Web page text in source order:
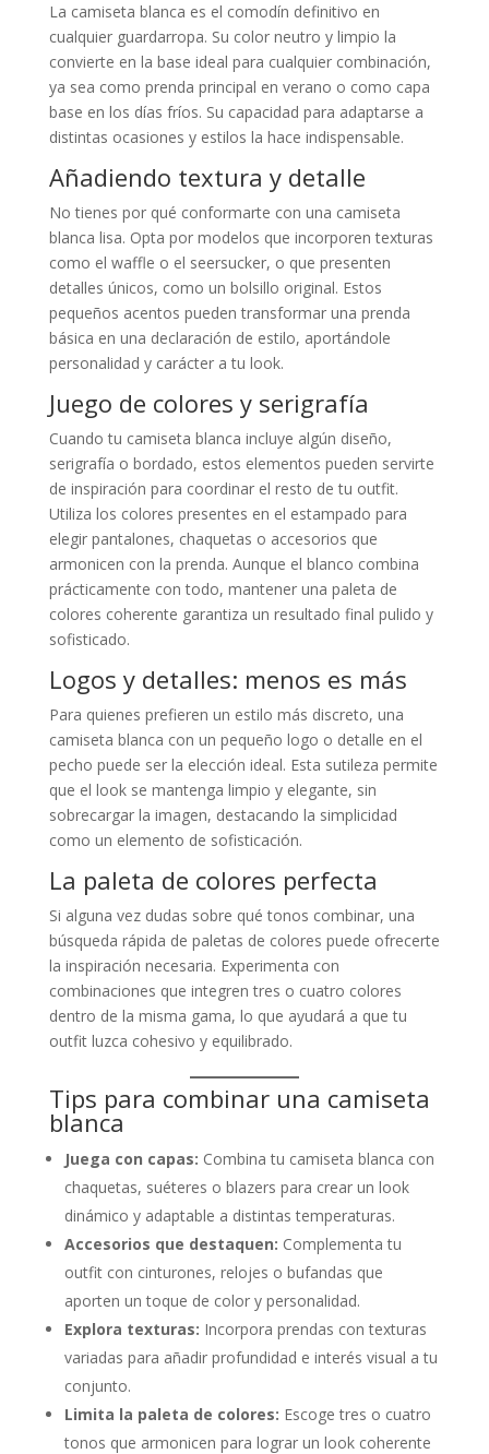
La camiseta blanca es el comodín definitivo en
cualquier guardarropa. Su color neutro y limpio la
convierte en la base ideal para cualquier combinación,
ya sea como prenda principal en verano o como capa
base en los días fríos. Su capacidad para adaptarse a
distintas ocasiones y estilos la hace indispensable.
Añadiendo textura y detalle
No tienes por qué conformarte con una camiseta
blanca lisa. Opta por modelos que incorporen texturas
como el waffle o el seersucker, o que presenten
detalles únicos, como un bolsillo original. Estos
pequeños acentos pueden transformar una prenda
básica en una declaración de estilo, aportándole
personalidad y carácter a tu look.
Juego de colores y serigrafía
Cuando tu camiseta blanca incluye algún diseño,
serigrafía o bordado, estos elementos pueden servirte
de inspiración para coordinar el resto de tu outfit.
Utiliza los colores presentes en el estampado para
elegir pantalones, chaquetas o accesorios que
armonicen con la prenda. Aunque el blanco combina
prácticamente con todo, mantener una paleta de
colores coherente garantiza un resultado final pulido y
sofisticado.
Logos y detalles: menos es más
Para quienes prefieren un estilo más discreto, una
camiseta blanca con un pequeño logo o detalle en el
pecho puede ser la elección ideal. Esta sutileza permite
que el look se mantenga limpio y elegante, sin
sobrecargar la imagen, destacando la simplicidad
como un elemento de sofisticación.
La paleta de colores perfecta
Si alguna vez dudas sobre qué tonos combinar, una
búsqueda rápida de paletas de colores puede ofrecerte
la inspiración necesaria. Experimenta con
combinaciones que integren tres o cuatro colores
dentro de la misma gama, lo que ayudará a que tu
outfit luzca cohesivo y equilibrado.
Tips para combinar una camiseta
blanca
Juega con capas: Combina tu camiseta blanca con
chaquetas, suéteres o blazers para crear un look
dinámico y adaptable a distintas temperaturas.
Accesorios que destaquen: Complementa tu
outfit con cinturones, relojes o bufandas que
aporten un toque de color y personalidad.
Explora texturas: Incorpora prendas con texturas
variadas para añadir profundidad e interés visual a tu
conjunto.
Limita la paleta de colores: Escoge tres o cuatro
tonos que armonicen para lograr un look coherente